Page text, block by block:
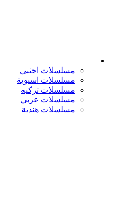
مسلسلات اجنبي
مسلسلات اسيوية
مسلسلات تركيه
مسلسلات عربي
مسلسلات هندية